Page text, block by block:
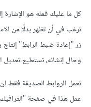
كل ما عليك فعله هو
ترغب في أن تظهر بدلًا من
زر "إعادة ضبط الرابط"
وحال إنشائه، تستطيع تعديل
تعمل الروابط الصديقة فقط